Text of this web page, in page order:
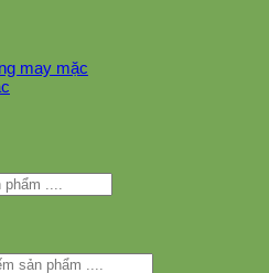
may mặc